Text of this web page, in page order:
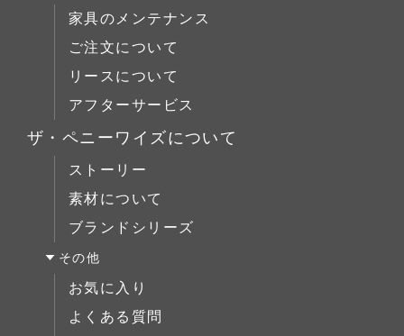
チェスト
ブックケース
デスク
ベッド
ミラー/スモールアイテム
サイドボード
展示中
ブックケース
デスク
ベッド
ミラー/スモールアイテム
サイドボード
展示中
家具のメンテナンス
ご注文について
リースについて
アフターサービス
ザ・ペニーワイズについて
ストーリー
素材について
ブランドシリーズ
その他
お気に入り
よくある質問